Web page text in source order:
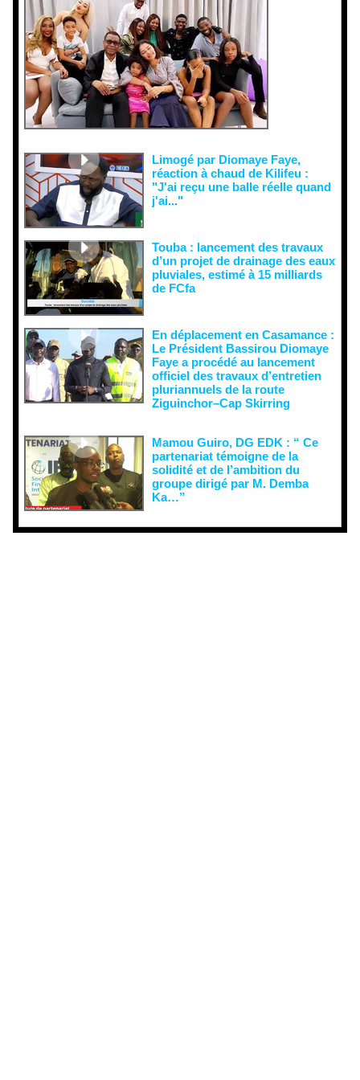
Limogé par Diomaye Faye,
réaction à chaud de Kilifeu :
"J'ai reçu une balle réelle quand
j'ai..."
Touba : lancement des travaux
d’un projet de drainage des eaux
pluviales, estimé à 15 milliards
de FCfa ‎
En déplacement en Casamance :
Le Président Bassirou Diomaye
Faye a procédé au lancement
officiel des travaux d’entretien
pluriannuels de la route
Ziguinchor–Cap Skirring
Mamou Guiro, DG EDK : “ Ce
partenariat témoigne de la
solidité et de l’ambition du
groupe dirigé par M. Demba
Ka…”